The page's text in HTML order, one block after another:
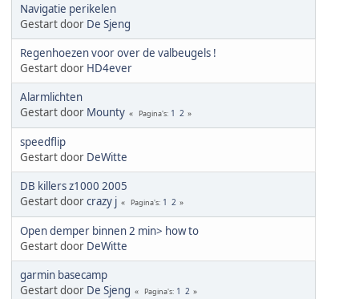
Navigatie perikelen
Gestart door De Sjeng
Regenhoezen voor over de valbeugels !
Gestart door HD4ever
Alarmlichten
Gestart door Mounty Pagina's 1 2
speedflip
Gestart door DeWitte
DB killers z1000 2005
Gestart doorcrazy j Pagina's 1 2
Open demper binnen 2 min> how to
Gestart door DeWitte
garmin basecamp
Gestart door De Sjeng Pagina's 1 2